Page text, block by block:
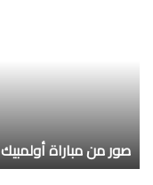
صور من مباراة